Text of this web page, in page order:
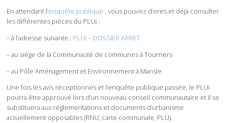
En attendant l’enquête publique , vous pouvez d’ores et déjà consulter
les différentes pièces du PLUi :
– à l’adresse suivante : PLUi – DOSSIER ARRET
– au siège de la Communauté de communes à Tourriers
– au Pôle Aménagement et Environnement à Mansle
Une fois les avis réceptionnés et l’enquête publique passée, le PLUi
pourra être approuvé lors d’un nouveau conseil communautaire et il se
substituera aux réglementations et documents d’urbanisme
actuellement opposables (RNU, carte communale, PLU).